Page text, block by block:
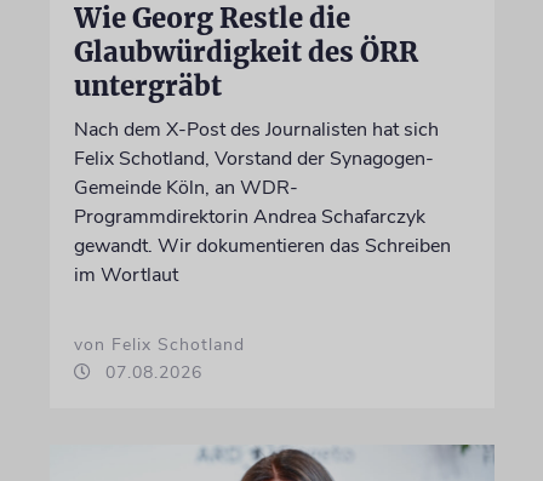
Wie Georg Restle die
Glaubwürdigkeit des ÖRR
untergräbt
Nach dem X-Post des Journalisten hat sich
Felix Schotland, Vorstand der Synagogen-
Gemeinde Köln, an WDR-
Programmdirektorin Andrea Schafarczyk
gewandt. Wir dokumentieren das Schreiben
im Wortlaut
von Felix Schotland
07.08.2026